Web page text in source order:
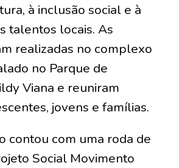
à inclusão social e à
talentos locais. As
realizadas no complexo
no Parque de
Viana e reuniram
jovens e famílias.
contou com uma roda de
Social Movimento